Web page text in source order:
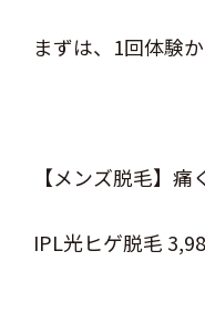
まずは、1回体験
【メンズ脱毛】
IPL光ヒゲ脱毛